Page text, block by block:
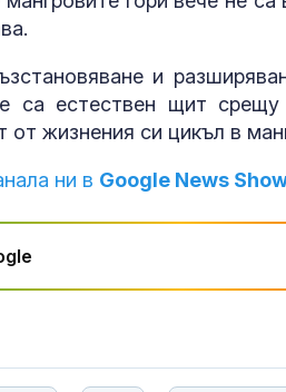
и
са естествен щит
от жизнения си цикъл в
ни в Google News